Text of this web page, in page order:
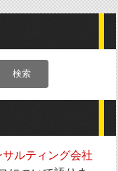
ルティング会社